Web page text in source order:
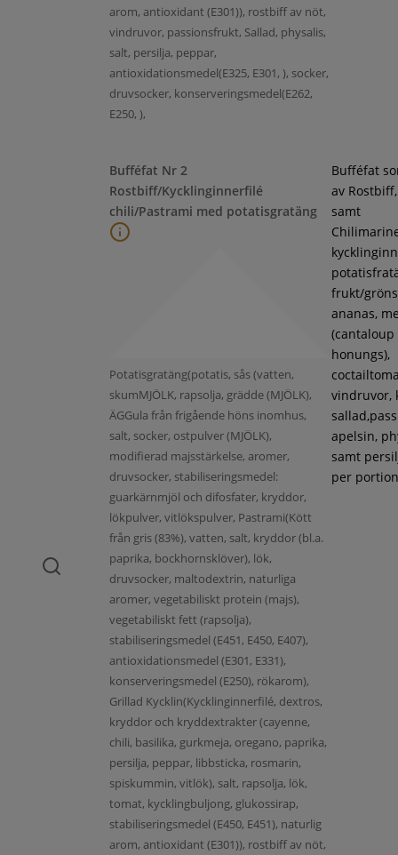
arom, antioxidant (E301)), rostbiff av nöt,
vindruvor, passionsfrukt, Sallad, physalis,
salt, persilja, peppar,
antioxidationsmedel(E325, E301, ), socker,
druvsocker, konserveringsmedel(E262,
E250, ),
Bufféfat Nr 2
Rostbiff/Kycklinginnerfilé
chili/Pastrami med potatisgratäng
Potatisgratäng(potatis, sås (vatten,
skumMJÖLK, rapsolja, grädde (MJÖLK),
ÄGGula från frigående höns inomhus,
salt, socker, ostpulver (MJÖLK),
modifierad majsstärkelse, aromer,
druvsocker, stabiliseringsmedel:
guarkärnmjöl och difosfater, kryddor,
lökpulver, vitlökspulver, Pastrami(Kött
från gris (83%), vatten, salt, kryddor (bl.a.
paprika, bockhornsklöver), lök,
druvsocker, maltodextrin, naturliga
aromer, vegetabiliskt protein (majs),
vegetabiliskt fett (rapsolja),
stabiliseringsmedel (E451, E450, E407),
antioxidationsmedel (E301, E331),
konserveringsmedel (E250), rökarom),
Grillad Kycklin(Kycklinginnerfilé, dextros,
kryddor och kryddextrakter (cayenne,
chili, basilika, gurkmeja, oregano, paprika,
persilja, peppar, libbsticka, rosmarin,
spiskummin, vitlök), salt, rapsolja, lök,
tomat, kycklingbuljong, glukossirap,
stabiliseringsmedel (E450, E451), naturlig
arom, antioxidant (E301)), rostbiff av nöt,
Bufféfat
av
samt
frukt/
ananas,
(cantaloup
honungs),
vindruvor,
apelsin,
samt
per